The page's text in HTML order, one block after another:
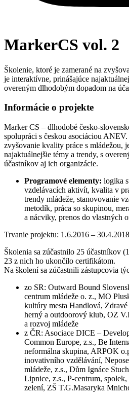
MarkerCS vol. 2
Školenie, ktoré je zamerané na
je interaktívne, prinášajúce
overeným dlhodobým dopadom na
Informácie o projekte
Marker CS – dlhodobé česko-
spolupráci s českou asociáciou
zvyšovanie kvality práce s mládežou,
najaktuálnejšie témy a trendy, s
účastníkov aj ich organizácie.
Programové elementy: logika
vzdelávacích aktivít, kvalita v
trendy mládeže, stanovovanie
metodík, práca so skupinou,
a nácviky, prenos do vlastných
Trvanie projektu: 1.6.2016 – 30.4.2018
Školenia sa zúčastnilo 25 účastníkov
23 z nich ho ukončilo certifikátom.
Na školení sa zúčastnili zástupcovia
zo SR: Outward Bound
centrum mládeže o. z., MO
kultúry mesta Handlová,
herný a outdoorový klub, OZ
a rozvoj mládeže
z ČR: Asociace DICE –
Common Europe, z.s., Be
neformálna skupina, ARPOK
inovativního vzdělávání,
mládeže, z.s., Dům Ignáce
Lipnice, z.s., P-centrum,
zelení, ZŠ T.G.Masaryka